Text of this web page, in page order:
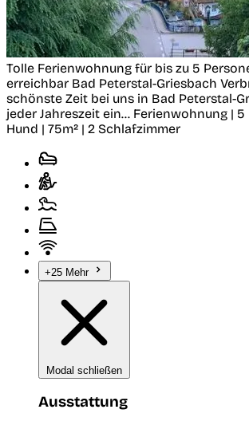
Tolle Ferienwohnung für bis zu 5
erreichbar Bad Peterstal-Griesbach
schönste Zeit bei uns in Bad Peterstal-
jeder Jahreszeit ein... Ferienwohnung | 5
Hund | 75m² | 2 Schlafzimmer
+25 Mehr
Modal schließen
Ausstattung